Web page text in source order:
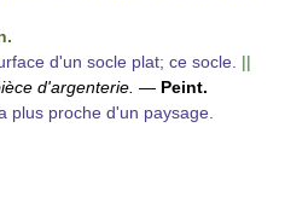
d'un socle plat; ce socle. ||
d'argenterie. — Peint.
plus proche d'un paysage.